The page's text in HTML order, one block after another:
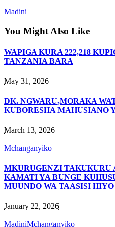
Madini
You Might Also Like
WAPIGA KURA 222,218
TANZANIA BARA
May 31, 2026
DK. NGWARU,MORAKA
KUBORESHA MAHUSIANO
March 13, 2026
Mchanganyiko
MKURUGENZI TAKUKURU
KAMATI YA BUNGE
MUUNDO WA TAASISI HIYO
January 22, 2026
MadiniMchanganyiko